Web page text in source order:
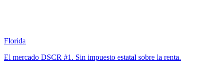
Florida
El mercado DSCR #1. Sin impuesto estatal sobre la renta.